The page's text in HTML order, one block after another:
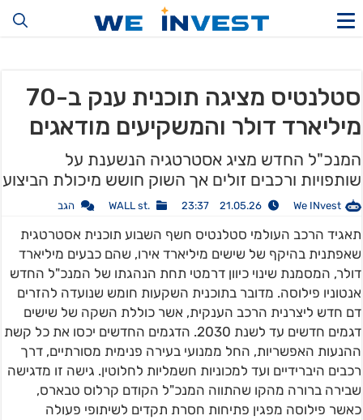
סטלנטיס מציגה תוכנית ענק ב-70
מיליארד דולר והמשקיעים מודאגים
המנכ"ל החדש מציג אסטרטגיה הנשענת על
שותפויות ורכבים זולים אך השוק חושש מיכולת הביצוע
We INvest
21.05.26 23:37
.WALL st הגב
תאגיד הרכב העולמי סטלנטיס חשף השבוע תוכנית אסטרטגית
שאפתנית בהיקף של שישים מיליארד אירו, שהם כבעים מיליארד
דולר, המסמנת שינוי כיוון דרמטי תחת הנהגתו של המנכ"ל החדש
אנטוניו פילוסה. מדובר בתוכנית השקעות חומש שנועדה להזרים
דם חדש ליצרנית הרכב הענקית, אשר כוללת השקה של שישים
דגמים חדשים עד לשנת 2030. הדגמים החדשים יכסו את כל קשת
ההנעות האפשריות, החל ממנועי בעירה פנימית מסורתיים, דרך
רכבים היברידיים ועד למכוניות חשמליות לחלוטין. גישה זו מדגישה
שבירה ברורה מהקו שהתווה המנכ"ל הקודם קרלוס טבארס,
כאשר פילוסה מפגין פתיחות חסרת תקדים לשיתופי פעולה